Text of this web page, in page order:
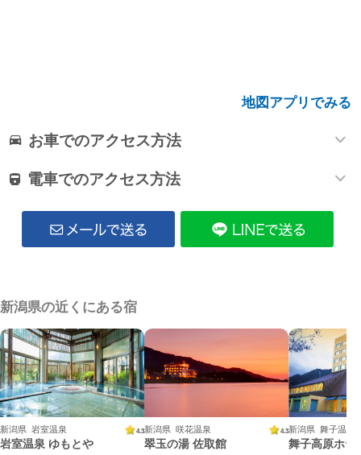
地図アプリでみる
お車でのアクセス方法
電車でのアクセス方法
新潟県の近くにある宿
新潟県 岩室温泉 4.3
岩室温泉 ゆもとや
新潟県 咲花温泉 4.3
翠玉の湯 佐取館
新潟県 舞子温泉
舞子高原ホテ